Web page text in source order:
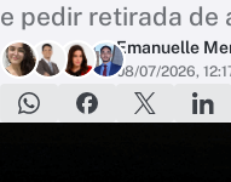
e pedir retirada de
Emanuelle
08/07/2026,